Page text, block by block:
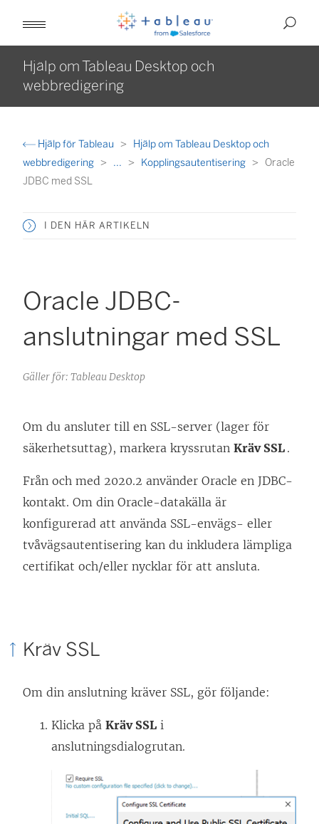
Hjälp om Tableau Desktop och
webbredigering
Hjälp för Tableau
Hjälp om Tableau Desktop och
webbredigering
... Kopplingsautentisering
Oracle
JDBC med SSL
I DEN HÄR ARTIKELN
Oracle JDBC-
anslutningar med SSL
Gäller för: Tableau Desktop
Om du ansluter till en SSL-server (lager för
säkerhetsuttag), markera kryssrutan Kräv SSL .
Från och med 2020.2 använder Oracle en JDBC-
kontakt. Om din Oracle-datakälla är
konfigurerad att använda SSL-envägs- eller
tvåvägsautentisering kan du inkludera lämpliga
certifikat och/eller nycklar för att ansluta.
Kräv SSL
Om din anslutning kräver SSL, gör följande:
Klicka på Kräv SSL i
anslutningsdialogrutan.